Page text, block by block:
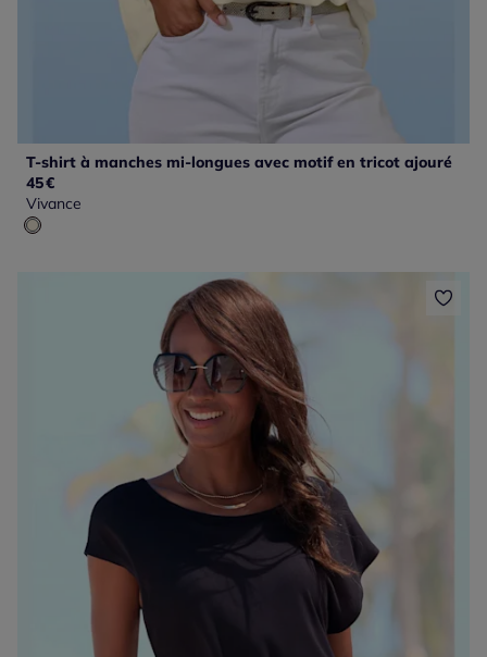
T-shirt à manches mi-longues avec motif en tricot ajouré
45€
Vivance